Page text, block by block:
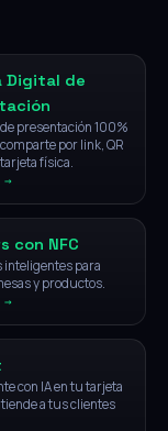
Digital de
presentación 100%
por link, QR
tarjeta física.
→
NFC
con NFC
inteligentes para
y productos.
→
IA
con IA en tu tarjeta
a tus clientes